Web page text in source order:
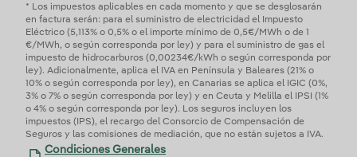
* Los impuestos aplicables en cada momento y que se desglosarán
en factura serán: para el suministro de electricidad el Impuesto
Eléctrico (5,113% o 0,5% o el importe mínimo de 0,5€/MWh o de 1
€/MWh, o según corresponda por ley) y para el suministro de gas el
impuesto de hidrocarburos (0,00234€/kWh o según corresponda por
ley). Adicionalmente, aplica el IVA en Península y Baleares (21% o
10% o según corresponda por ley), en Canarias se aplica el IGIC (0%,
3% o 7% o según corresponda por ley) y en Ceuta y Melilla el IPSI (1%
o 4% o según corresponda por ley). Los seguros incluyen los
impuestos (IPS), el recargo del Consorcio de Compensación de
Seguros y las comisiones de mediación, que no están sujetos a IVA.
Condiciones Generales